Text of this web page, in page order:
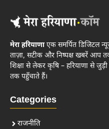
मेरा हरियाणाएक समर्पित डिजिटल
ताज़ा, सटीक और निष्पक्ष खबरें आप
शिक्षा से लेकर कृषि – हरियाणा से
तक पहुँचाते हैं।
Categories
राजनीति